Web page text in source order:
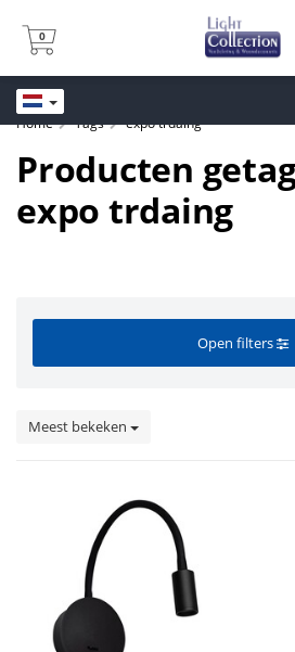
0
0
Home Tags expo trdaing
Producten
expo trdaing
Open filters
Meest bekeken